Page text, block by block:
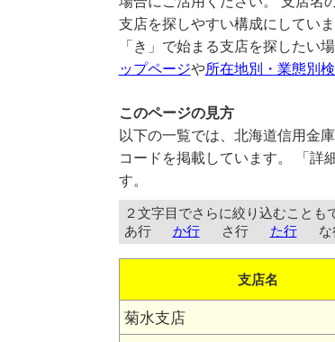
支店を探しやすい構成にしていま
「き」で始まる支店を探したい
ップページや所在地別・業態別
このページの見方
以下の一覧では、北海道信用金
コードを掲載しています。 「詳
す。
２文字目でさらに絞り込むことも
あ行 か行 さ行 た行 な
支店名
菊水支店